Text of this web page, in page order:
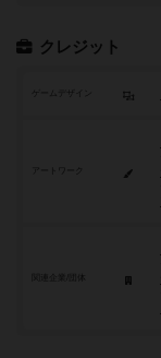
クレジット
ゲームデザイン
アートワーク